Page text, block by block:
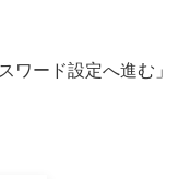
ワード設定へ進む」